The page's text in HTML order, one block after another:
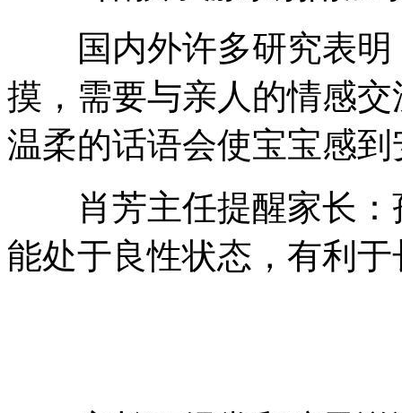
国内外许多研究表明
摸，需要与亲人的情感
温柔的话语会使宝宝感
肖芳主任提醒家长：
能处于良性状态，有利